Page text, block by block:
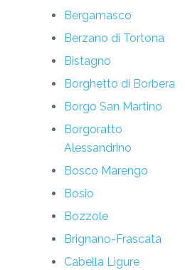
Bergamasco
Berzano di Tortona
Bistagno
Borghetto di Borbera
Borgo San Martino
Borgoratto
Alessandrino
Bosco Marengo
Bosio
Bozzole
Brignano-Frascata
Cabella Ligure